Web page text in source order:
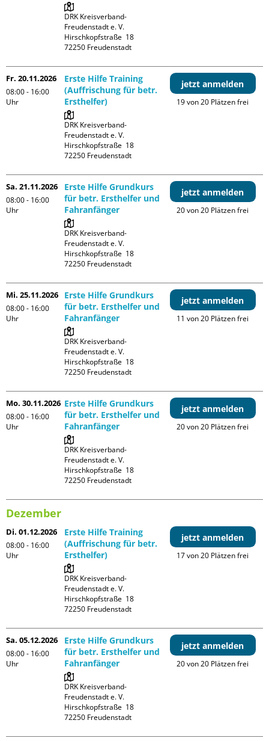
DRK Kreisverband-
Freudenstadt e. V.
Hirschkopfstraße  18
Fr. 20.11.2026
08:00 - 16:00
Uhr
Erste Hilfe Training
(Auffrischung für betr.
Ersthelfer)
DRK Kreisverband-
Freudenstadt e. V.
Hirschkopfstraße  18
jetzt anmelden
19 von 20 Plätzen frei
Sa. 21.11.2026
08:00 - 16:00
Uhr
Erste Hilfe Grundkurs
für betr. Ersthelfer und
Fahranfänger
DRK Kreisverband-
Freudenstadt e. V.
Hirschkopfstraße  18
jetzt anmelden
20 von 20 Plätzen frei
Mi. 25.11.2026
08:00 - 16:00
Uhr
Erste Hilfe Grundkurs
für betr. Ersthelfer und
Fahranfänger
DRK Kreisverband-
Freudenstadt e. V.
Hirschkopfstraße  18
jetzt anmelden
11 von 20 Plätzen frei
Mo. 30.11.2026
08:00 - 16:00
Uhr
Erste Hilfe Grundkurs
für betr. Ersthelfer und
Fahranfänger
DRK Kreisverband-
Freudenstadt e. V.
Hirschkopfstraße  18
jetzt anmelden
20 von 20 Plätzen frei
Dezember
Di. 01.12.2026
08:00 - 16:00
Uhr
Erste Hilfe Training
(Auffrischung für betr.
Ersthelfer)
DRK Kreisverband-
Freudenstadt e. V.
Hirschkopfstraße  18
jetzt anmelden
17 von 20 Plätzen frei
Sa. 05.12.2026
08:00 - 16:00
Uhr
Erste Hilfe Grundkurs
für betr. Ersthelfer und
Fahranfänger
DRK Kreisverband-
Freudenstadt e. V.
Hirschkopfstraße  18
jetzt anmelden
20 von 20 Plätzen frei